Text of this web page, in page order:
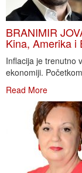
BRANIMIR
Kina, Amerika i
Inflacija je trenutno
ekonomiji.
Read More